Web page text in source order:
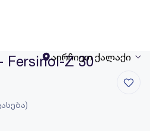
Z 30
აირჩიეთ ქალაქი